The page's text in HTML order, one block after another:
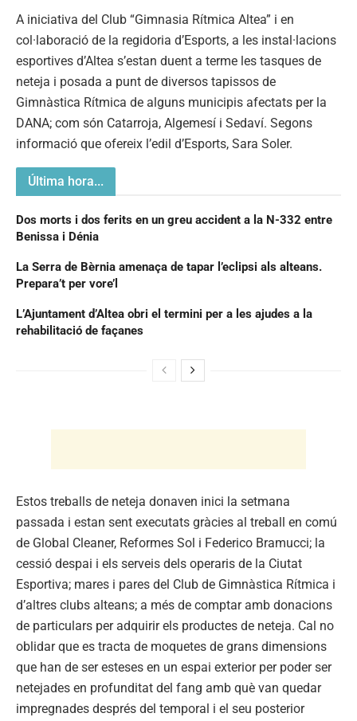
A iniciativa del Club “Gimnasia Rítmica Altea” i en
col·laboració de la regidoria d’Esports, a les instal·lacions
esportives d’Altea s’estan duent a terme les tasques de
neteja i posada a punt de diversos tapissos de
Gimnàstica Rítmica de alguns municipis afectats per la
DANA; com són Catarroja, Algemesí i Sedaví. Segons
informació que ofereix l’edil d’Esports, Sara Soler.
Última hora...
Dos morts i dos ferits en un greu accident a la N-332 entre
Benissa i Dénia
La Serra de Bèrnia amenaça de tapar l’eclipsi als alteans.
Prepara’t per vore’l
L’Ajuntament d’Altea obri el termini per a les ajudes a la
rehabilitació de façanes
Estos treballs de neteja donaven inici la setmana
passada i estan sent executats gràcies al treball en comú
de Global Cleaner, Reformes Sol i Federico Bramucci; la
cessió despai i els serveis dels operaris de la Ciutat
Esportiva; mares i pares del Club de Gimnàstica Rítmica i
d’altres clubs alteans; a més de comptar amb donacions
de particulars per adquirir els productes de neteja. Cal no
oblidar que es tracta de moquetes de grans dimensions
que han de ser esteses en un espai exterior per poder ser
netejades en profunditat del fang amb què van quedar
impregnades després del temporal i el seu posterior